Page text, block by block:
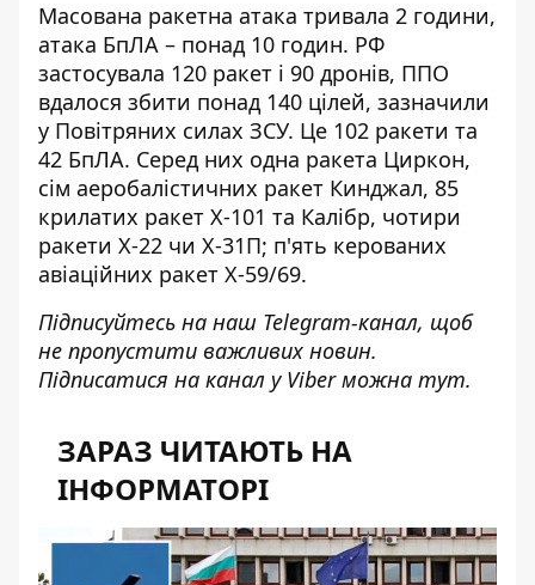
Масована ракетна атака тривала 2 години,
атака БпЛА – понад 10 годин. РФ
застосувала 120 ракет і 90 дронів, ППО
вдалося збити понад 140 цілей, зазначили
у Повітряних силах ЗСУ. Це 102 ракети та
42 БпЛА. Серед них одна ракета Циркон,
сім аеробалістичних ракет Кинджал, 85
крилатих ракет Х-101 та Калібр, чотири
ракети Х-22 чи Х-31П; п'ять керованих
авіаційних ракет Х-59/69.
Підписуйтесь на наш Telegram-канал, щоб
не пропустити важливих новин.
Підписатися на канал у Viber можна тут.
ЗАРАЗ ЧИТАЮТЬ НА
ІНФОРМАТОРІ